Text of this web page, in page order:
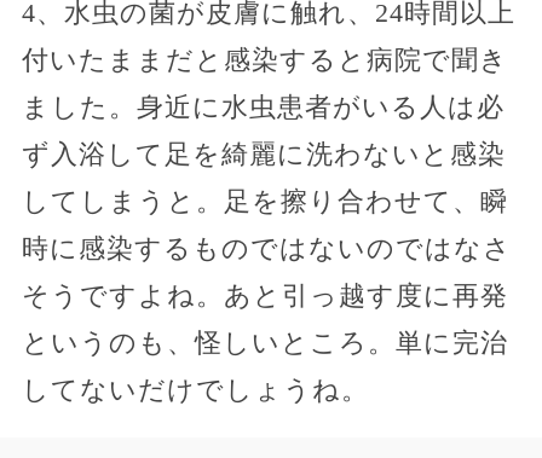
4、水虫の菌が皮膚に触れ、24時間以上
付いたままだと感染すると病院で聞き
ました。身近に水虫患者がいる人は必
ず入浴して足を綺麗に洗わないと感染
してしまうと。足を擦り合わせて、瞬
時に感染するものではないのではなさ
そうですよね。あと引っ越す度に再発
というのも、怪しいところ。単に完治
してないだけでしょうね。